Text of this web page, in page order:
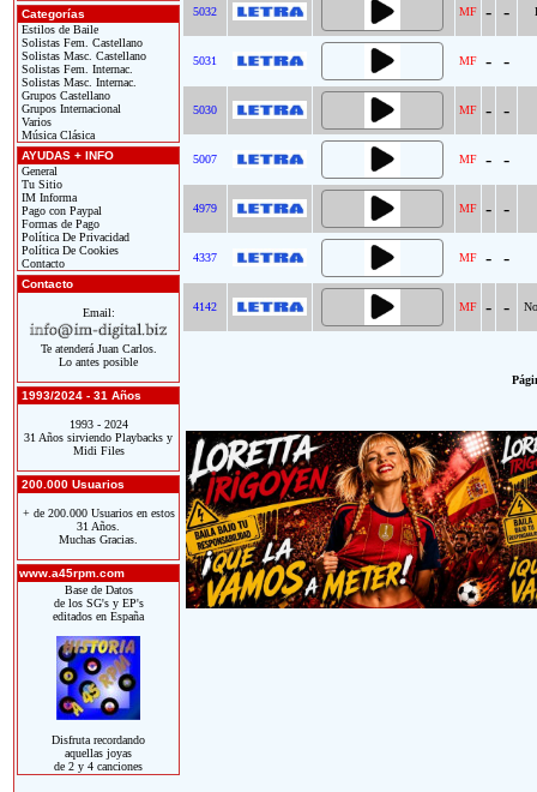
Categorías
Estilos de Baile
Solistas Fem. Castellano
Solistas Masc. Castellano
Solistas Fem. Internac.
Solistas Masc. Internac.
Grupos Castellano
Grupos Internacional
Varios
Música Clásica
AYUDAS + INFO
General
Tu Sitio
IM Informa
Pago con Paypal
Formas de Pago
Política De Privacidad
Política De Cookies
Contacto
Contacto
Email:
Te atenderá Juan Carlos.
Lo antes posible
1993/2024 - 31 Años
1993 - 2024
31 Años sirviendo Playbacks y
Midi Files
200.000 Usuarios
+ de 200.000 Usuarios en estos
31 Años.
Muchas Gracias.
www.a45rpm.com
Base de Datos
de los SG's y EP's
editados en España
Disfruta recordando
aquellas joyas
de 2 y 4 canciones
5032 MF - -
5031 MF - -
5030 MF - -
5007 MF - -
4979 MF - -
4337 MF - -
4142 MF - -